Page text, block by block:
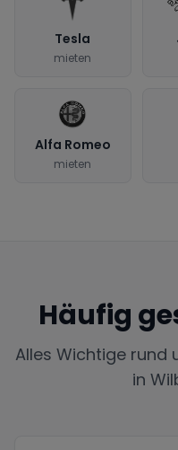
Tesla
mieten
Alfa Romeo
mieten
Häufig
Alles Wichtige rund
in